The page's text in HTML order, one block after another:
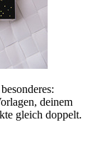
deinem
gleich doppelt.